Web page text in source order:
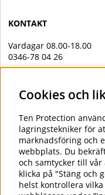
KONTAKT
Vardagar 08.00-18.00
0346-78 04 26
info@tenprotection.com
Order
order@tenprotection.se
FÖLJ OSS
Cookies och
Ten Protection
lagringstekniker för
marknadsföring och
webbplats. Du
och samtycker till
klicka på "Stäng och
helst kontrollera